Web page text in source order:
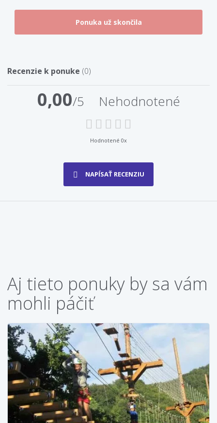
Recenzie k ponuke (0)
0,00/5 Nehodnotené
Hodnotené 0x
NAPÍSAŤ RECENZIU
Aj tieto ponuky by sa vám
mohli páčiť